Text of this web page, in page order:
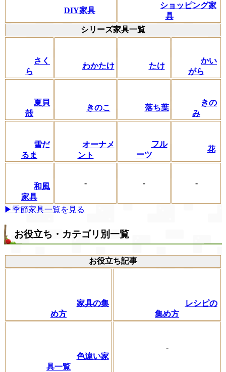
DIY家具
ショッピング家
具
シリーズ家具一覧
さく
ら
わかたけ たけ
かい
がら
夏貝
殻
きのこ 落ち葉
きの
み
雪だ
るま
オーナメ
ント
フル
ーツ
花
和風
家具
- - -
▶季節家具一覧を見る
お役立ち・カテゴリ別一覧
お役立ち記事
家具の集
め方
レシピの
集め方
色違い家
具一覧
-